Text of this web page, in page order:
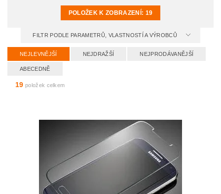
POLOŽEK K ZOBRAZENÍ: 19
FILTR PODLE PARAMETRŮ, VLASTNOSTÍ A VÝROBCŮ
NEJLEVNĚJŠÍ NEJDRAŽŠÍ NEJPRODÁVANĚJŠÍ
ABECEDNĚ
19 položek celkem